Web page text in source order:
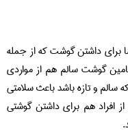
برای داشتن گوشت که از جمله
گوشت سالم هم از مواردی
و تازه باشد باعث سلامتی
هم برای داشتن گوشتی